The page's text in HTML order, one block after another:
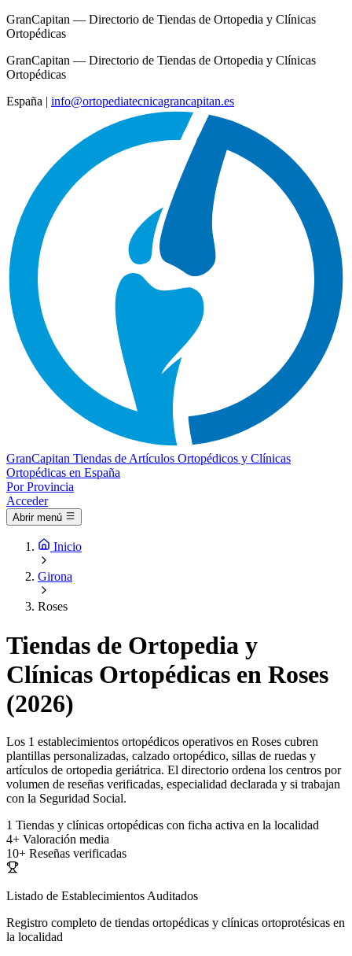
GranCapitan — Directorio de Tiendas de Ortopedia y Clínicas
Ortopédicas
GranCapitan — Directorio de Tiendas de Ortopedia y Clínicas
Ortopédicas
España | info@ortopediatecnicagrancapitan.es
GranCapitan Tiendas de Artículos Ortopédicos y Clínicas
Ortopédicas en España
Por Provincia
Acceder
Abrir menú
Inicio
Girona
Roses
Tiendas de Ortopedia y
Clínicas Ortopédicas en Roses
(2026)
Los 1 establecimientos ortopédicos operativos en Roses cubren
plantillas personalizadas, calzado ortopédico, sillas de ruedas y
artículos de ortopedia geriátrica. El directorio ordena los centros por
volumen de reseñas verificadas, especialidad declarada y si trabajan
con la Seguridad Social.
1 Tiendas y clínicas ortopédicas con ficha activa en la localidad
4+ Valoración media
10+ Reseñas verificadas
Listado de Establecimientos Auditados
Registro completo de tiendas ortopédicas y clínicas ortoprotésicas en
la localidad